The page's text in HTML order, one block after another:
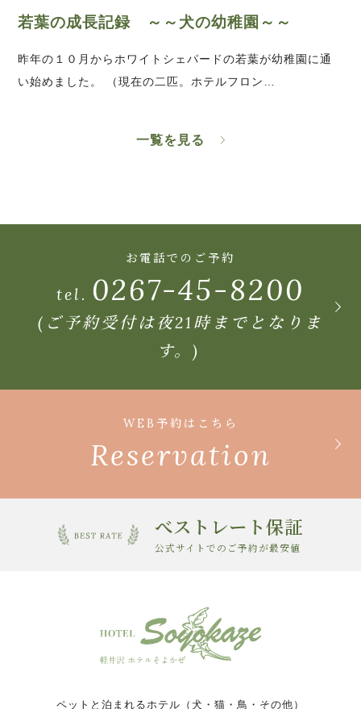
若葉の成長記録 ～～犬の幼稚園～～
昨年の１０月からホワイトシェパードの若葉が幼稚園に通
い始めました。 （現在の二匹。ホテルフロン…
一覧を見る
お電話でのご予約
tel. 0267-45-8200
(ご予約受付は夜21時までとなりま
す。)
WEB予約はこちら
Reservation
べストレート保証
公式サイトでのご予約が最安値
ペットと泊まれるホテル（犬・猫・鳥・その他）